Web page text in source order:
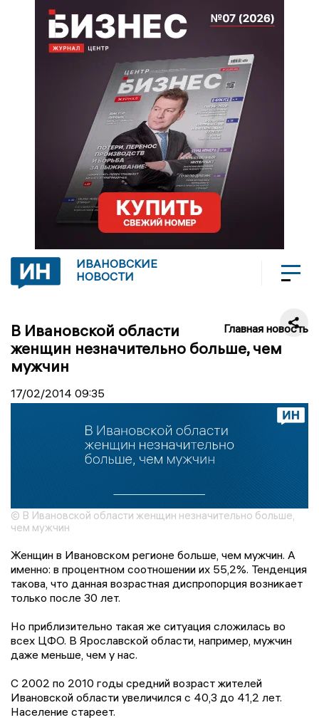
ИВАНОВСКИЕ
НОВОСТИ
Главная новость
В Ивановской области
женщин незначительно больше, чем
мужчин
17/02/2014 09:35
© В Ивановской области женщин незначительно больше,
чем мужчин
Женщин в Ивановском регионе больше, чем мужчин. А
именно: в процентном соотношении их 55,2%. Тенденция
такова, что данная возрастная диспропорция возникает
только после 30 лет.
Но приблизительно такая же ситуация сложилась во
всех ЦФО. В Ярославской области, например, мужчин
даже меньше, чем у нас.
С 2002 по 2010 годы средний возраст жителей
Ивановской области увеличился с 40,3 до 41,2 лет.
Население стареет.